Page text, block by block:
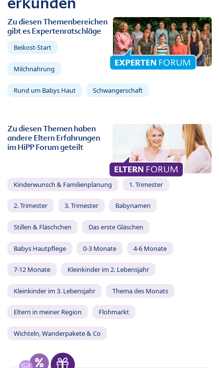
Zu diesen Themenbereichen
gibt es Expertenratschläge
Beikost-Start
Milchnahrung
Rund um Babys Haut Schwangerschaft
Zu diesen Themen haben
andere Eltern Erfahrungen
im HiPP Forum geteilt
Kinderwunsch & Familienplanung 1. Trimester
2. Trimester 3. Trimester Babynamen
Stillen & Fläschchen Das erste Gläschen
Babys Hautpflege 0-3 Monate 4-6 Monate
7-12 Monate Kleinkinder im 2. Lebensjahr
Kleinkinder im 3. Lebensjahr Thema des Monats
Eltern in meiner Region Flohmarkt
Wichteln, Wanderpakete & Co